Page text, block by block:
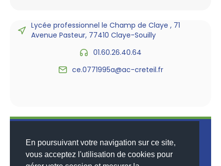
En poursuivant votre navigation sur ce site,
vous acceptez l'utilisation de cookies pour
Lycée professionnel le Champ de Claye , 71
Avenue Pasteur, 77410 Claye-Souilly
01.60.26.40.64
ce.0771995a@ac-creteil.fr